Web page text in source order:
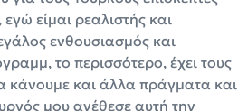
είμαι ρεαλιστής και
ενθουσιασμός και
το περισσότερο, έχει τους
κάνουμε και άλλα πράγματα και
μου ανέθεσε αυτή την